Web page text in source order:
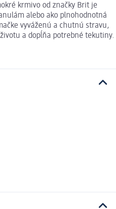
krmivo od značky Brit je
alebo ako plnohodnotná
vyváženú a chutnú stravu,
a dopĺňa potrebné tekutiny.